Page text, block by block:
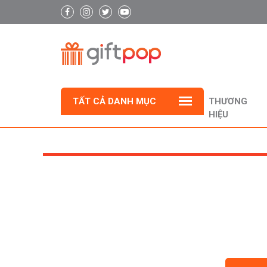
TẤT CẢ DANH MỤC
THƯƠNG
HIỆU